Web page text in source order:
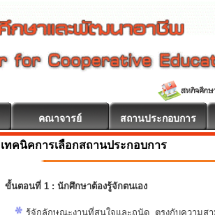
คณาจารย์ สถานประกอบการ
เทคนิคการเลือกสถานประกอบการ
ขั้นตอนที่ 1 : นักศึกษาต้องรู้จักตนเอง
รู้จักลักษณะงานที่สนใจและถนัด ตรงกับความสา